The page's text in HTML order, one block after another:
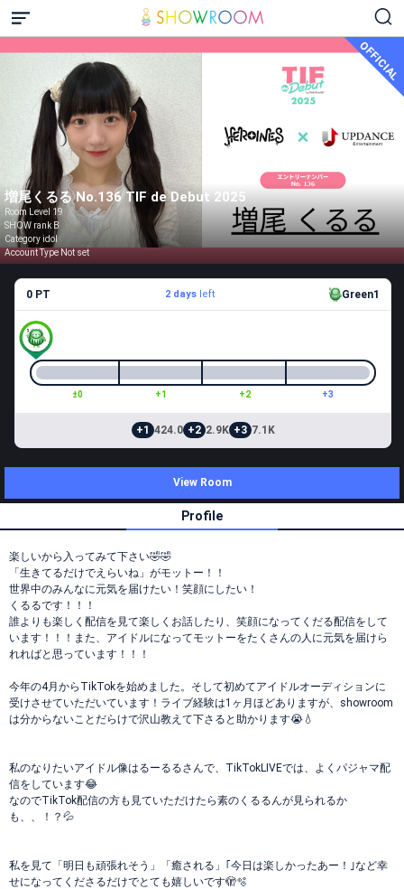
OFFICIAL
増尾くるる No.136 TIF de Debut 2025
Room Level 19
SHOW rank B
Category idol
Account Type Not set
0 PT 2 daysleft Green1
±0 +1 +2 +3
+1 424.0 +2 2.9K +3 7.1K
View Room
Profile
楽しいから入ってみて下さい🤣🤣
「生きてるだけでえらいね」がモットー！！
世界中のみんなに元気を届けたい！笑顔にしたい！
くるるです！！！
誰よりも楽しく配信を見て楽しくお話したり、笑顔になってくだる配信をして
います！！！また、アイドルになってモットーをたくさんの人に元気を届けら
れればと思っています！！！
今年の4月からTikTokを始めました。そして初めてアイドルオーディションに
受けさせていただいています！ライブ経験は1ヶ月ほどありますが、showroom
は分からないことだらけで沢山教えて下さると助かります😭💧
私のなりたいアイドル像はるーるるさんで、TikTokLIVEでは、よくパジャマ配
信をしています😂
なのでTikTok配信の方も見ていただけたら素のくるるんが見られるか
も、、！？💦
私を見て「明日も頑張れそう」「癒される」｢今日は楽しかったあー！｣など幸
せになってくださるだけでとても嬉しいです🫣🫧